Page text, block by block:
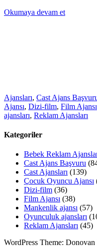
Okumaya devam et
Ajansları, Cast Ajans
Ajansı, Dizi-film, Film Ajansı
ajansları, Reklam Ajansları
Kategoriler
Bebek Reklam
Cast Ajans Başvuru
Cast Ajansları (139)
Çocuk Oyuncu Ajansı
Dizi-film (36)
Film Ajansı (38)
Mankenlik ajansı (57)
Oyunculuk ajansları
Reklam Ajansları (45)
WordPress Theme: